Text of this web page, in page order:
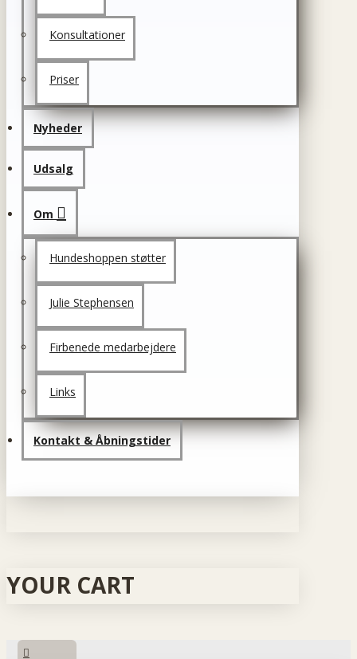
Konsultationer
Priser
Nyheder
Udsalg
Om
Hundeshoppen støtter
Julie Stephensen
Firbenede medarbejdere
Links
Kontakt & Åbningstider
YOUR CART